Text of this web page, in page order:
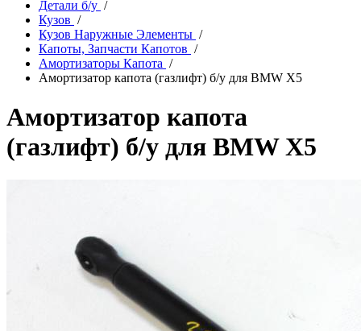
Детали б/у /
Кузов /
Кузов Наружные Элементы /
Капоты, Запчасти Капотов /
Амортизаторы Капота /
Амортизатор капота (газлифт) б/у для BMW X5
Амортизатор капота
(газлифт) б/у для BMW X5